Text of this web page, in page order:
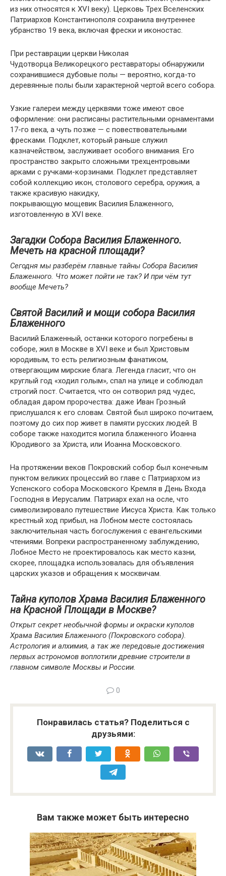
из них относятся к XVI веку). Церковь Трех Вселенских
Патриархов Константинополя сохранила внутреннее
убранство 19 века, включая фрески и иконостас.
При реставрации церкви Николая
Чудотворца Великорецкого реставраторы обнаружили
сохранившиеся дубовые полы — вероятно, когда-то
деревянные полы были характерной чертой всего собора.
Узкие галереи между церквями тоже имеют свое
оформление: они расписаны растительными орнаментами
17-го века, а чуть позже — с повествовательными
фресками. Подклет, который раньше служил
казначейством, заслуживает особого внимания. Его
пространство закрыто сложными трехцентровыми
арками с ручками-корзинами. Подклет представляет
собой коллекцию икон, столового серебра, оружия, а
также красивую накидку,
покрывающую мощевик Василия Блаженного,
изготовленную в XVI веке.
Загадки Собора Василия Блаженного.
Мечеть на красной площади?
Сегодня мы разберём главные тайны Собора Василия
Блаженного. Что может пойти не так? И при чём тут
вообще Мечеть?
Святой Василий и мощи собора Василия
Блаженного
Василий Блаженный, останки которого погребены в
соборе, жил в Москве в XVI веке и был Христовым
юродивым, то есть религиозным фанатиком,
отвергающим мирские блага. Легенда гласит, что он
круглый год «ходил голым», спал на улице и соблюдал
строгий пост. Считается, что он сотворил ряд чудес,
обладая даром пророчества: даже Иван Грозный
прислушался к его словам. Святой был широко почитаем,
поэтому до сих пор живет в памяти русских людей. В
соборе также находится могила блаженного Иоанна
Юродивого за Христа, или Иоанна Московского.
На протяжении веков Покровский собор был конечным
пунктом великих процессий во главе с Патриархом из
Успенского собора Московского Кремля в День Входа
Господня в Иерусалим. Патриарх ехал на осле, что
символизировало путешествие Иисуса Христа. Как только
крестный ход прибыл, на Лобном месте состоялась
заключительная часть богослужения с евангельскими
чтениями. Вопреки распространенному заблуждению,
Лобное Место не проектировалось как место казни,
скорее, площадка использовалась для объявления
царских указов и обращения к москвичам.
Тайна куполов Храма Василия Блаженного
на Красной Площади в Москве?
Открыт секрет необычной формы и окраски куполов
Храма Василия Блаженного (Покровского собора).
Астрология и алхимия, а так же передовые достижения
первых астрономов воплотили древние строители в
главном символе Москвы и России.
0
Понравилась статья? Поделиться с
друзьями:
Вам также может быть интересно